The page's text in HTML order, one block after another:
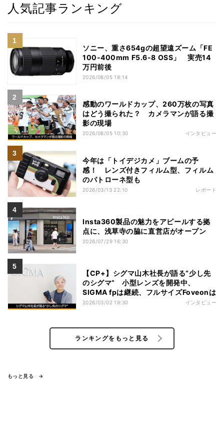
人気記事ランキング
ソニー、重さ654gの超望遠ズーム「FE
100-400mm F5.6-8 OSS」 実売14
万円前後
2026/08/05 18:14
感動のワールドカップ、260万枚の写真
はどう撮られた？ カメラマンが語る撮
影の現場
2026/08/05 10:30 インタビュー
今年は「トイデジカメ」ブームの予
感！ レンズ付きフィルム型、フィルム
のパトローネ型も
2026/03/13 22:10 レポート
Insta360製品の魅力をアピールする拠
点に、浅草寺の脇に直営店がオープン
2026/07/29 16:30
【CP+】シグマ山木社長が語る“少し先
のシグマ” 小型レンズを開発中、
SIGMA fpは継続、フルサイズFoveonは
2026/03/02 19:30 インタビュー
ランキングをもっと見る
もっと見る